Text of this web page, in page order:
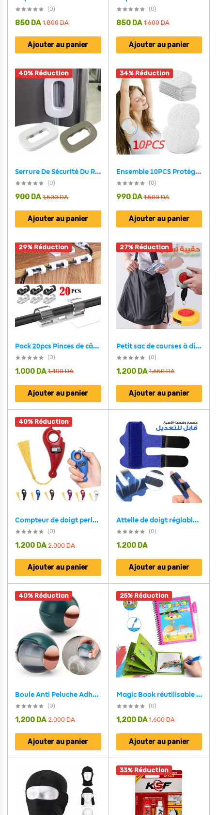
(0)
1,800DA
850 DA
Ajouter au panier
(0)
1,600DA
850 DA
Ajouter au panier
40% Réduction
Serrure De Sécurité Du Réfrigérateur _ قفل باب للثلاجة متعدد الاستخدامات للحفاظ على سلامة الأطفال
(0)
1,500DA
900 DA
Ajouter au panier
34% Réduction
Ensemble 10PCS Protège-Aisselles De Sueur
(0)
1,500DA
990 DA
Ajouter au panier
29% Réduction
Pack 20pcs Pinces de câble auto-adhésives solides et transparents – طقم تنظيم الكابلات
(0)
1,400DA
1,000 DA
Ajouter au panier
27% Réduction
Petit sac de courses à disques rétractable – حقيبة تسوق قرصية صغيرة قابلة للسحب
(0)
1,650DA
1,200 DA
Ajouter au panier
40% Réduction
Compteur de doigt perle Tasbih islamique – جهاز تسبيح رقمي محمول، سبحة صلاة مع عداد رقمي
(0)
2,000DA
1,200 DA
Ajouter au panier
Attelle de doigt réglable avec barre en aluminium pour correction des doigts
(0)
1,200 DA
Ajouter au panier
40% Réduction
Boule Anti Peluche Adhesif en Gel Portable multifonctionnelle pour Vêtements,Canapé,Voiture et animaux
(0)
2,000DA
1,200 DA
Ajouter au panier
25% Réduction
Magic Book réutilisable avec des dessins animés pour enfants et un stylo à eau
(0)
1,600DA
1,200 DA
Ajouter au panier
33% Réduction